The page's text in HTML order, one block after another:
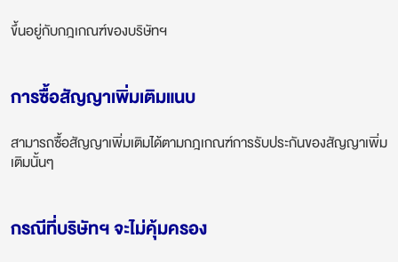
ขึ้นอยู่กับกฎเกณฑ์ของบริษัทฯ
การซื้อสัญญาเพิ่มเติมแนบ
สามารถซื้อสัญญาเพิ่มเติมได้ตามกฎเกณฑ์การรับประกันของสัญญาเพิ่ม
เติมนั้นๆ
กรณีที่บริษัทฯ จะไม่คุ้มครอง